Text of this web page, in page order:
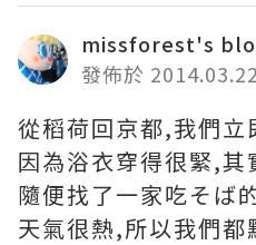
missforest's
發佈於 2014.03.22
從稻荷回京都,我們立
因為浴衣穿得很緊,
隨便找了一家吃そば
天氣很熱,所以我們都